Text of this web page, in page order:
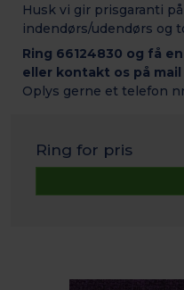
Husk vi gir prisgaranti
indendørs/udendørs og
Ring 66124830 og få
eller kontakt os på
Oplys gerne et telefon
Ring for pris